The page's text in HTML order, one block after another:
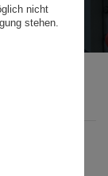
nicht
stehen.